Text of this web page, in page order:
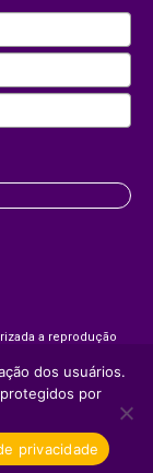
a reprodução
dos usuários.
por
privacidade